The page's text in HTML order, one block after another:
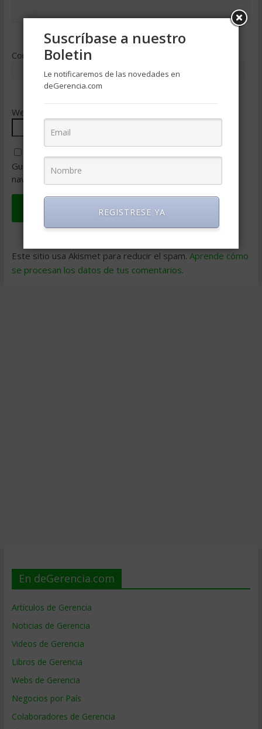
Correo electrónico*
Web
Guarda mi nombre, correo electrónico y web en este
navegador para la próxima vez que comente.
Este sitio usa Akismet para reducir el spam. Aprende cómo
se procesan los datos de tus comentarios.
En deGerencia.com
Artículos de Gerencia
Noticias de Gerencia
Videos de Gerencia
Libros de Gerencia
Webs de Gerencia
Negocios por País
Colaboradores de Gerencia
Suscríbase a nuestro
Boletin
Le notificaremos de las novedades en
deGerencia.com
REGISTRESE YA